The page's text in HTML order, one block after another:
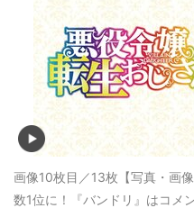
画像10枚目／13枚 【写真・画
数1位に！『バンドリ』はコメ